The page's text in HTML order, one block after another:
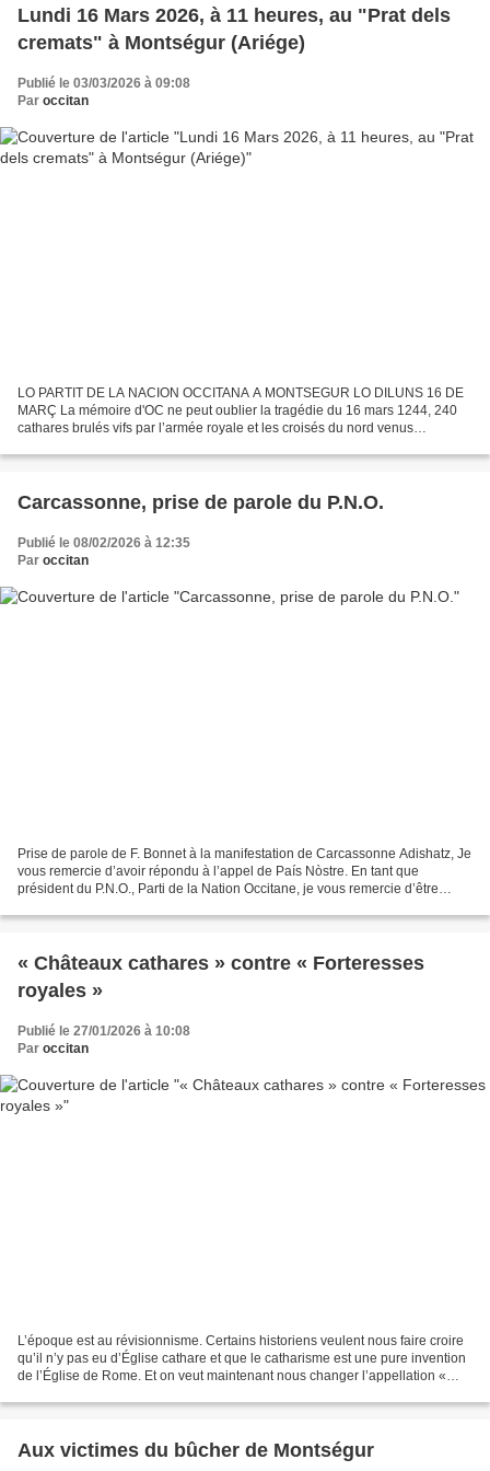
Lundi 16 Mars 2026, à 11 heures, au "Prat dels
cremats" à Montségur (Ariége)
Publié le 03/03/2026 à 09:08
Par occitan
LO PARTIT DE LA NACION OCCITANA A MONTSEGUR LO DILUNS 16 DE
MARÇ La mémoire d'OC ne peut oublier la tragédie du 16 mars 1244, 240
cathares brulés vifs par l’armée royale et les croisés du nord venus
Carcassonne, prise de parole du P.N.O.
Publié le 08/02/2026 à 12:35
Par occitan
Prise de parole de F. Bonnet à la manifestation de Carcassonne Adishatz, Je
vous remercie d’avoir répondu à l’appel de País Nòstre. En tant que
président du P.N.O., Parti de la Nation Occitane, je vous remercie d’être
« Châteaux cathares » contre « Forteresses
royales »
Publié le 27/01/2026 à 10:08
Par occitan
L’époque est au révisionnisme. Certains historiens veulent nous faire croire
qu’il n’y pas eu d’Église cathare et que le catharisme est une pure invention
de l’Église de Rome. Et on veut maintenant nous changer l’appellation «
Aux victimes du bûcher de Montségur